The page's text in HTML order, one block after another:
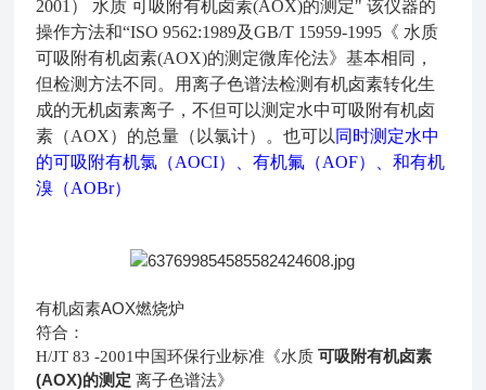
2001） 水质 可吸附有机卤素(AOX)的测定" 该仪器的
操作方法和“ISO 9562:1989及GB/T 15959-1995《 水质
可吸附有机卤素(AOX)的测定微库伦法》基本相同，
但检测方法不同。用离子色谱法检测有机卤素转化生
成的无机卤素离子，不但可以测定水中可吸附有机卤
素（AOX）的总量（以氯计）。也可以 同时测定水中
的可吸附有机氯（AOCI）、有机氟（AOF）、和有机
溴（AOBr）
有机卤素AOX燃烧炉
符合：
H/JT 83 -2001中国环保行业标准《水质可吸附有机卤素
(AOX)的测定 离子色谱法》